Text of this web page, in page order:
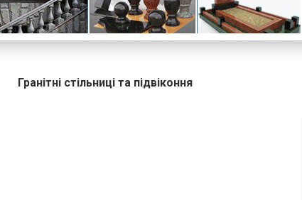
Гранітні стільниці та підвіконня